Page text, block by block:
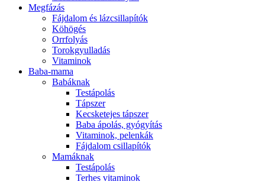
Megfázás
Fájdalom és lázcsillapítók
Köhögés
Orrfolyás
Torokgyulladás
Vitaminok
Baba-mama
Babáknak
Testápolás
Tápszer
Kecsketejes tápszer
Baba ápolás, gyógyítás
Vitaminok, pelenkák
Fájdalom csillapítók
Mamáknak
Testápolás
Terhes vitaminok